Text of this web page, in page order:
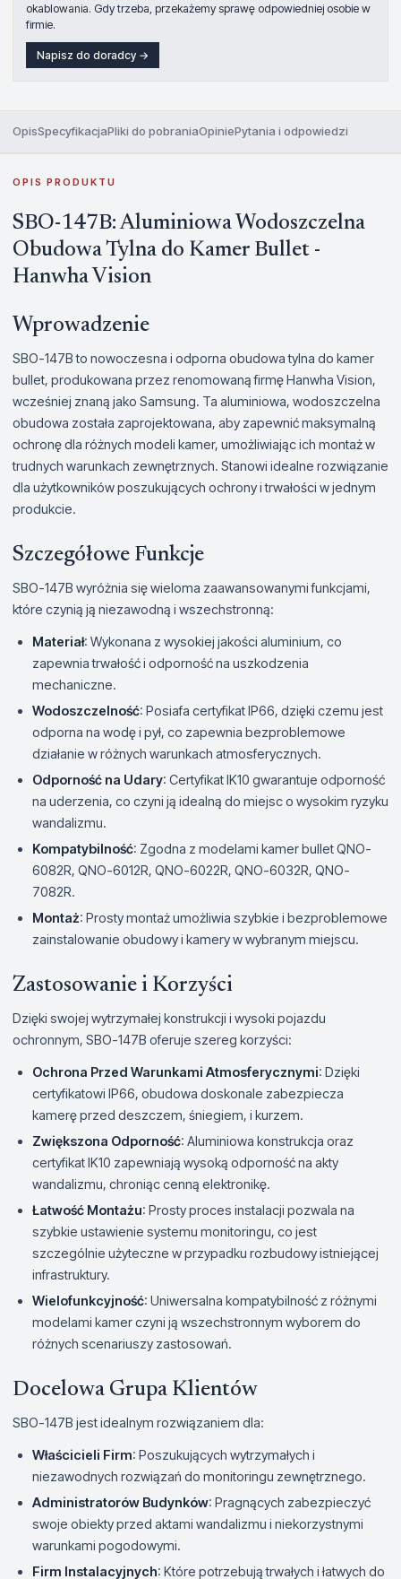
okablowania. Gdy trzeba, przekażemy sprawę odpowiedniej osobie w
firmie.
Napisz do doradcy →
OpisSpecyfikacjaPliki do pobraniaOpiniePytania i odpowiedzi
OPIS PRODUKTU
SBO-147B: Aluminiowa Wodoszczelna
Obudowa Tylna do Kamer Bullet -
Hanwha Vision
Wprowadzenie
SBO-147B to nowoczesna i odporna obudowa tylna do kamer
bullet, produkowana przez renomowaną firmę Hanwha Vision,
wcześniej znaną jako Samsung. Ta aluminiowa, wodoszczelna
obudowa została zaprojektowana, aby zapewnić maksymalną
ochronę dla różnych modeli kamer, umożliwiając ich montaż w
trudnych warunkach zewnętrznych. Stanowi idealne rozwiązanie
dla użytkowników poszukujących ochrony i trwałości w jednym
produkcie.
Szczegółowe Funkcje
SBO-147B wyróżnia się wieloma zaawansowanymi funkcjami,
które czynią ją niezawodną i wszechstronną:
Materiał: Wykonana z wysokiej jakości aluminium, co
zapewnia trwałość i odporność na uszkodzenia
mechaniczne.
Wodoszczelność: Posiafa certyfikat IP66, dzięki czemu jest
odporna na wodę i pył, co zapewnia bezproblemowe
działanie w różnych warunkach atmosferycznych.
Odporność na Udary: Certyfikat IK10 gwarantuje odporność
na uderzenia, co czyni ją idealną do miejsc o wysokim ryzyku
wandalizmu.
Kompatybilność: Zgodna z modelami kamer bullet QNO-
6082R, QNO-6012R, QNO-6022R, QNO-6032R, QNO-
7082R.
Montaż: Prosty montaż umożliwia szybkie i bezproblemowe
zainstalowanie obudowy i kamery w wybranym miejscu.
Zastosowanie i Korzyści
Dzięki swojej wytrzymałej konstrukcji i wysoki pojazdu
ochronnym, SBO-147B oferuje szereg korzyści:
Ochrona Przed Warunkami Atmosferycznymi: Dzięki
certyfikatowi IP66, obudowa doskonale zabezpiecza
kamerę przed deszczem, śniegiem, i kurzem.
Zwiększona Odporność: Aluminiowa konstrukcja oraz
certyfikat IK10 zapewniają wysoką odporność na akty
wandalizmu, chroniąc cenną elektronikę.
Łatwość Montażu: Prosty proces instalacji pozwala na
szybkie ustawienie systemu monitoringu, co jest
szczególnie użyteczne w przypadku rozbudowy istniejącej
infrastruktury.
Wielofunkcyjność: Uniwersalna kompatybilność z różnymi
modelami kamer czyni ją wszechstronnym wyborem do
różnych scenariuszy zastosowań.
Docelowa Grupa Klientów
SBO-147B jest idealnym rozwiązaniem dla:
Właścicieli Firm: Poszukujących wytrzymałych i
niezawodnych rozwiązań do monitoringu zewnętrznego.
Administratorów Budynków: Pragnących zabezpieczyć
swoje obiekty przed aktami wandalizmu i niekorzystnymi
warunkami pogodowymi.
Firm Instalacyjnych: Które potrzebują trwałych i łatwych do